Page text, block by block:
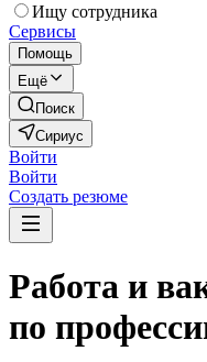
Ищу сотрудника
Сервисы
Помощь
Ещё
Поиск
Сириус
Войти
Войти
Создать резюме
Работа и
по